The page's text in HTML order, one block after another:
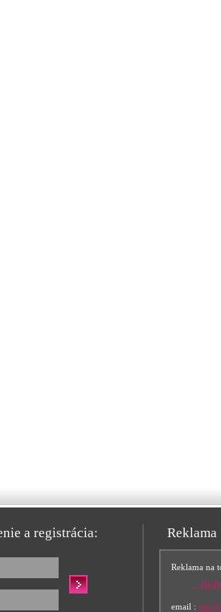
a registrácia: Reklama
Reklama na
email :